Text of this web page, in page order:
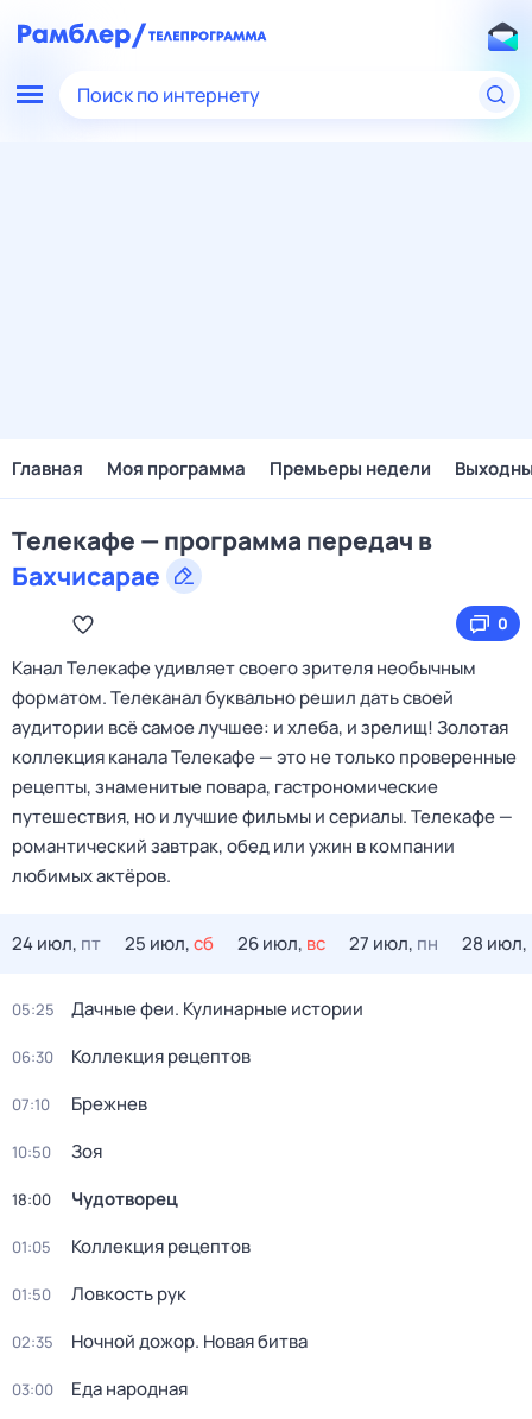
Поиск по интернету
Главная Моя программа Премьеры недели
Телекафе — программа передач в
Бахчисарае
0
Канал Телекафе удивляет своего зрителя необычным
форматом. Телеканал буквально решил дать своей
аудитории всё самое лучшее: и хлеба, и зрелищ! Золотая
коллекция канала Телекафе — это не только проверенные
рецепты, знаменитые повара, гастрономические
путешествия, но и лучшие фильмы и сериалы. Телекафе —
романтический завтрак, обед или ужин в компании
любимых актёров.
24 июл, пт 25 июл,сб 26 июл, вс 27 июл, пн 28 июл,
05:25 Дачные феи. Кулинарные истории
06:30 Коллекция рецептов
07:10 Брежнев
10:50 Зоя
18:00 Чудотворец
01:05 Коллекция рецептов
01:50 Ловкость рук
02:35 Ночной дожор. Новая битва
03:00 Еда народная